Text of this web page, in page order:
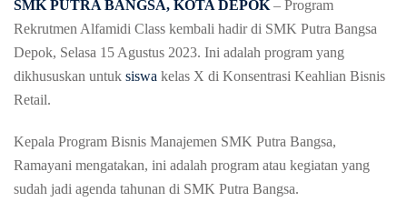
SMK PUTRA BANGSA, KOTA DEPOK – Program
Rekrutmen Alfamidi Class kembali hadir di SMK Putra Bangsa
Depok, Selasa 15 Agustus 2023. Ini adalah program yang
dikhususkan untuk siswa kelas X di Konsentrasi Keahlian Bisnis
Retail.
Kepala Program Bisnis Manajemen SMK Putra Bangsa,
Ramayani mengatakan, ini adalah program atau kegiatan yang
sudah jadi agenda tahunan di SMK Putra Bangsa.